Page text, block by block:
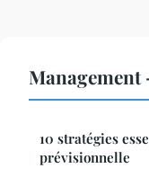
Management
10 stratégies
prévisionnelle